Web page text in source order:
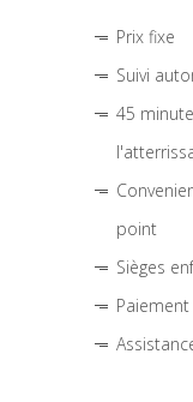
Prix fixe
Suivi
45
point
Sièges